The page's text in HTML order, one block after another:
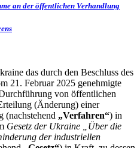
an der öffentlichen Verhandlung
das durch den Beschluss des
21. Februar 2025 genehmigte
von öffentlichen
(Änderung) einer
(nachstehend „Verfahren“) in
Gesetz der Ukraine „Über die
der industriellen